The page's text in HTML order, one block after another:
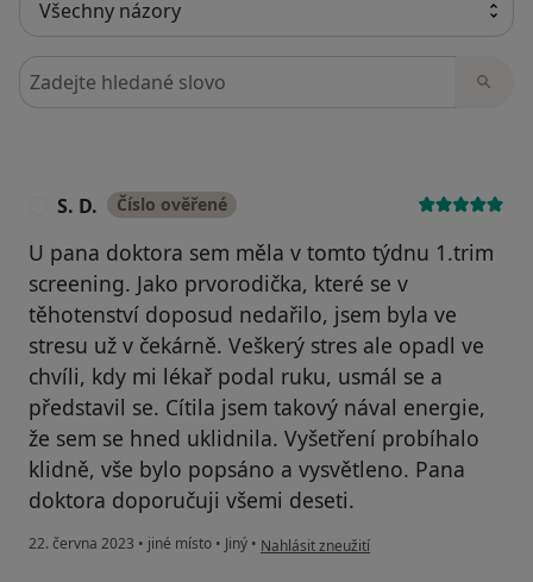
Hledejte v názorech
S. D. Číslo ověřené
U pana doktora sem měla v tomto týdnu 1.trim
screening. Jako prvorodička, které se v
těhotenství doposud nedařilo, jsem byla ve
stresu už v čekárně. Veškerý stres ale opadl ve
chvíli, kdy mi lékař podal ruku, usmál se a
představil se. Cítila jsem takový nával energie,
že sem se hned uklidnila. Vyšetření probíhalo
klidně, vše bylo popsáno a vysvětleno. Pana
doktora doporučuji všemi deseti.
22. června 2023 • jiné místo • Jiný • podle názoru uživatele S. D.
Nahlásit zneužití